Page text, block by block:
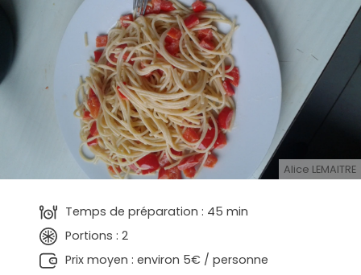
Alice LEMAITRE
Temps de préparation : 45 min
Portions : 2
Prix moyen : environ 5€ / personne